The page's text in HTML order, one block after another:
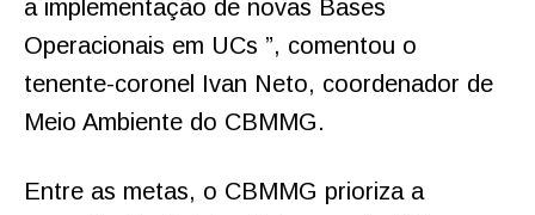
a implementação de novas Bases
Operacionais em UCs ”, comentou o
tenente-coronel Ivan Neto, coordenador de
Meio Ambiente do CBMMG.
Entre as metas, o CBMMG prioriza a